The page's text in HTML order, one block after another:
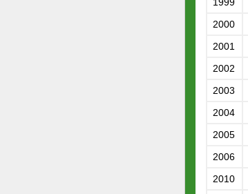
2000
2001
2002
2003
2004
2005
2006
2010